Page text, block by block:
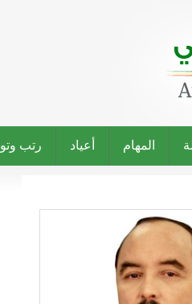
رتب وتوشيحات الاكتتاب
كان الجيش الوطني
لمرحلة التأسيس
كان منذ البداية عينا
الوطن ولسوف يظل على